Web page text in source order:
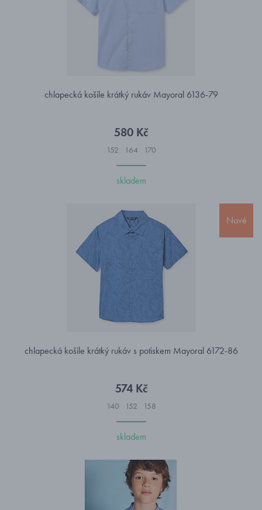
chlapecká košile krátký rukáv Mayoral 6136-79
580 Kč
152 164 170
skladem
Nové
chlapecká košile krátký rukáv s potiskem Mayoral 6172-86
574 Kč
140 152 158
skladem